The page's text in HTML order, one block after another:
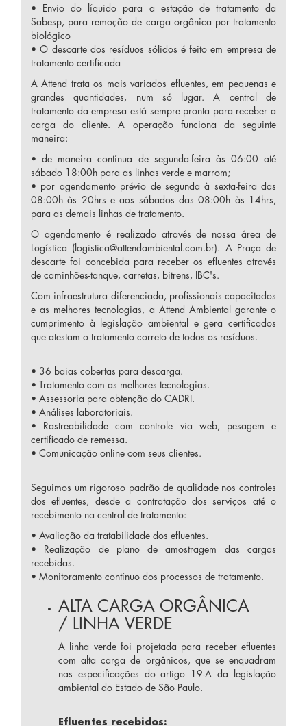
• Envio do líquido para a estação de tratamento da
Sabesp, para remoção de carga orgânica por tratamento
biológico
• O descarte dos resíduos sólidos é feito em empresa de
tratamento certificada
A Attend trata os mais variados efluentes, em pequenas e
grandes quantidades, num só lugar. A central de
tratamento da empresa está sempre pronta para receber a
carga do cliente. A operação funciona da seguinte
maneira:
• de maneira contínua de segunda-feira às 06:00 até
sábado 18:00h para as linhas verde e marrom;
• por agendamento prévio de segunda à sexta-feira das
08:00h às 20hrs e aos sábados das 08:00h às 14hrs,
para as demais linhas de tratamento.
O agendamento é realizado através de nossa área de
Logística (logistica@attendambiental.com.br). A Praça de
descarte foi concebida para receber os efluentes através
de caminhões-tanque, carretas, bitrens, IBC's.
Com infraestrutura diferenciada, profissionais capacitados
e as melhores tecnologias, a Attend Ambiental garante o
cumprimento à legislação ambiental e gera certificados
que atestam o tratamento correto de todos os resíduos.
• 36 baias cobertas para descarga.
• Tratamento com as melhores tecnologias.
• Assessoria para obtenção do CADRI.
• Análises laboratoriais.
• Rastreabilidade com controle via web, pesagem e
certificado de remessa.
• Comunicação online com seus clientes.
Seguimos um rigoroso padrão de qualidade nos controles
dos efluentes, desde a contratação dos serviços até o
recebimento na central de tratamento:
• Avaliação da tratabilidade dos efluentes.
• Realização de plano de amostragem das cargas
recebidas.
• Monitoramento contínuo dos processos de tratamento.
ALTA CARGA ORGÂNICA
/ LINHA VERDE
A linha verde foi projetada para receber efluentes
com alta carga de orgânicos, que se enquadram
nas especificações do artigo 19-A da legislação
ambiental do Estado de São Paulo.
Efluentes recebidos: